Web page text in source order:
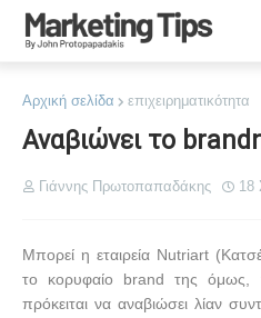
Αρχική σελίδα επιχειρηματικότητα
Αναβιώνει το
Γιάννης Πρωτοπαπαδάκης 18
Μπορεί η εταιρεία Nutriart
το κορυφαίο brand της όμως,
πρόκειται να αναβιώσει λίαν